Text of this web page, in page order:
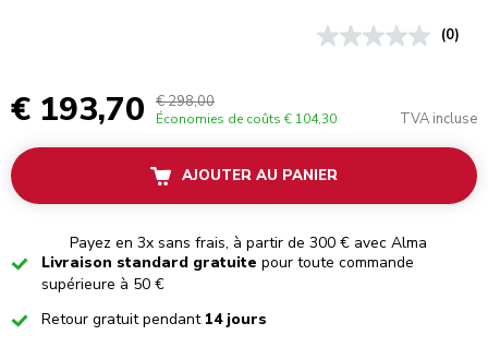
(0)
€ 193,70 € 298,00
Économies de coûts € 104,30 TVA incluse
AJOUTER AU PANIER
Payez en 3x sans frais, à partir de 300 € avec Alma
CheckedLivraison standard gratuite pour toute commande
supérieure à 50 €
CheckedRetour gratuit pendant 14 jours